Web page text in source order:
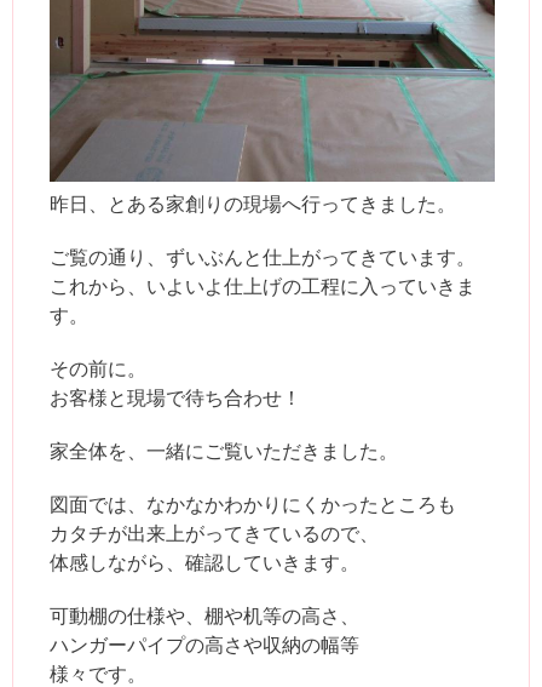
昨日、とある家創りの現場へ行ってきました。
ご覧の通り、ずいぶんと仕上がってきています。
これから、いよいよ仕上げの工程に入っていきま
す。
その前に。
お客様と現場で待ち合わせ！
家全体を、一緒にご覧いただきました。
図面では、なかなかわかりにくかったところも
カタチが出来上がってきているので、
体感しながら、確認していきます。
可動棚の仕様や、棚や机等の高さ、
ハンガーパイプの高さや収納の幅等
様々です。